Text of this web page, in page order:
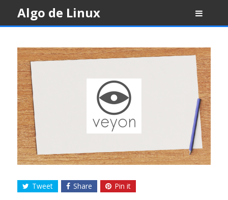
content
Algo de Linux
Tweet Share Pin it